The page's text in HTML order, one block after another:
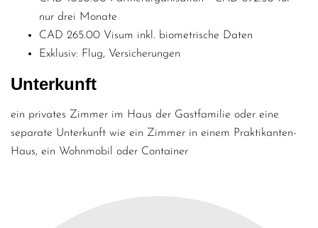
nur drei Monate
CAD 265.00 Visum inkl. biometrische Daten
Exklusiv: Flug, Versicherungen
Unterkunft
ein privates Zimmer im Haus der Gastfamilie oder eine
separate Unterkunft wie ein Zimmer in einem Praktikanten-
Haus, ein Wohnmobil oder Container